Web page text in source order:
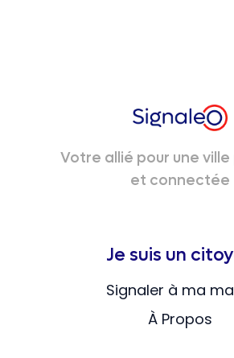
Votre allié pour une ville
et connectée
Je suis un
Signaler à ma
À Propos